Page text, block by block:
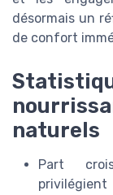
désormais un
de confort
naturels
Part